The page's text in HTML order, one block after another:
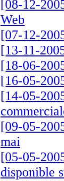
[08-12-
Web
[07-12-
[13-11-
[18-06-
[16-05-
[14-05-
[09-05-
mai
[05-05-
disponible